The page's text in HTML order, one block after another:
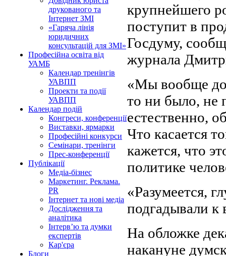
друкованого та
Інтернет ЗМІ
«Гаряча лінія
юридичних
консультацій для ЗМІ»
Професійна освіта від
УАМБ
Календар тренінгів
УАВПП
Проекти та події
УАВПП
Календар подій
Конгреси, конференції
Виставки, ярмарки
Професійні конкурси
Семінари, тренінги
Прес-конференції
Публікації
Медіа-бізнес
Маркетинг. Реклама.
PR
Інтернет та нові медіа
Дослідження та
аналітика
Інтерв’ю та думки
експертів
Кар'єра
Блоги
крупнейшего
поступит в
Госдуму,
журнала
«Мы вообще до
то ни было, не
естественно,
Что касается
кажется, что
политике
«Разумеется,
подгадывали к
На обложке
накануне